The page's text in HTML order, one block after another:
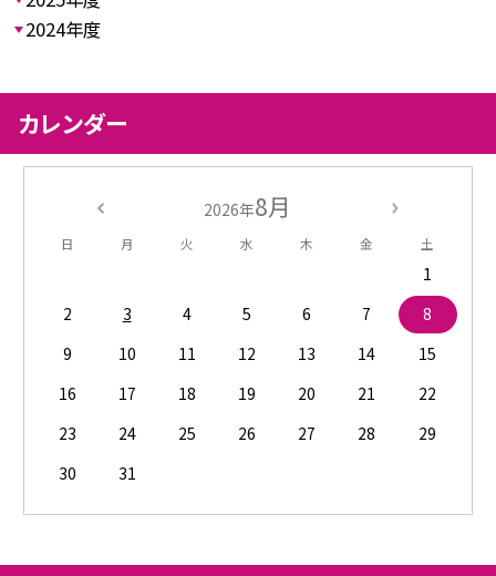
2024年度
カレンダー
2026年8月
日 月 火 水 木 金 土
1
2
3 4 5 6 7
8
9
10 11 12 13 14
15
16
17 18 19 20 21
22
23
24 25 26 27 28
29
30
31